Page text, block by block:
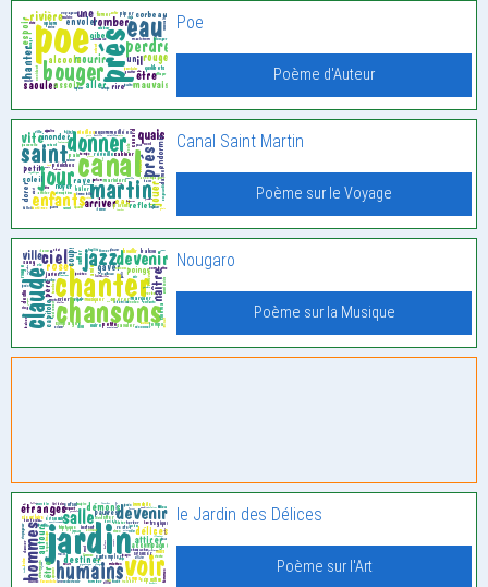
Poe
Poème d'Auteur
Canal Saint Martin
Poème sur le Voyage
Nougaro
Poème sur la Musique
le Jardin des Délices
Poème sur l'Art